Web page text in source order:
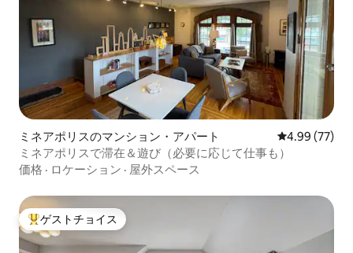
ミネアポリスのマンション・アパート レビュー77
4.99 (77)
ミネアポリスで滞在＆遊び（必要に応じて仕事も）
価格 · ロケーション · 屋外スペース
大好評のゲストチョイスです。
ゲストチョイス